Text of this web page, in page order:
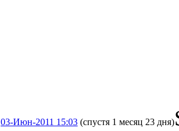
03-Июн-2011 15:03 (спустя 1 месяц 23 дня)